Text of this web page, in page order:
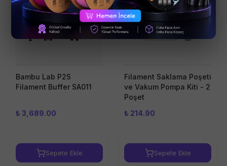
Bambu Lab P2S
Filament Buffer SA011
₺ 3,689.00
Sepete Ekle
Filament Saklama Poşeti
ve Vakum Pompa Kiti - 2
Poşet
₺ 214.90
Sepete Ekle